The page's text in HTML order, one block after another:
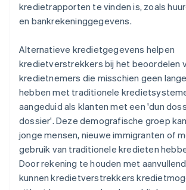
kredietrapporten te vinden is, zoals
en bankrekeninggegevens.
Alternatieve kredietgegevens helpen
kredietverstrekkers bij het beoordelen
kredietnemers die misschien geen
hebben met traditionele
aangeduid als klanten met een 'dun
dossier'. Deze demografische groep
jonge mensen, nieuwe immigranten of
gebruik van traditionele kredieten
Door rekening te houden met
kunnen kredietverstrekkers